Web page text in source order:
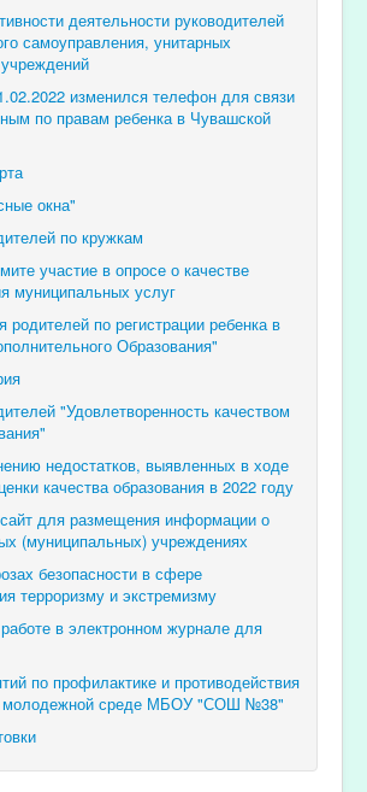
деятельности руководителей
самоуправления, унитарных
изменился телефон для связи
по правам ребенка в Чувашской
окна"
по кружкам
участие в опросе о качестве
муниципальных услуг
родителей по регистрации ребенка в
Образования"
"Удовлетворенность качеством
недостатков, выявленных в ходе
качества образования в 2022 году
для размещения информации о
(муниципальных) учреждениях
безопасности в сфере
терроризму и экстремизму
в электронном журнале для
по профилактике и противодействия
молодежной среде МБОУ "СОШ №38"